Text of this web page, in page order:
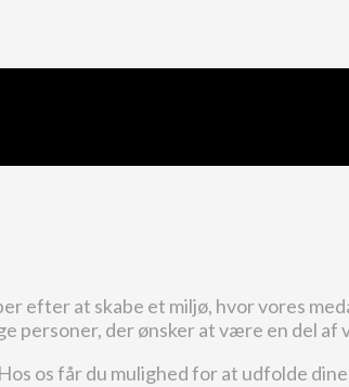
efter at skabe et miljø, hvor vores
personer, der ønsker at være en del af
os får du mulighed for at udfolde